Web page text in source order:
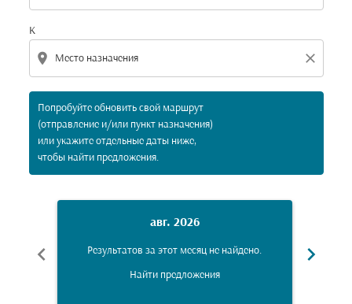
К
location_on close
Попробуйте обновить свой маршрут
(отправление и/или пункт назначения)
или укажите отдельные даты ниже,
чтобы найти предложения.
chevron_left
авг. 2026
Результатов за этот месяц не найдено.
Найти предложения
chevron_right